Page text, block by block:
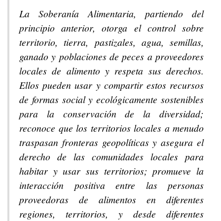
La Soberanía Alimentaria, partiendo del
principio anterior, otorga el control sobre
territorio, tierra, pastizales, agua, semillas,
ganado y poblaciones de peces a proveedores
locales de alimento y respeta sus derechos.
Ellos pueden usar y compartir estos recursos
de formas social y ecológicamente sostenibles
para la conservación de la diversidad;
reconoce que los territorios locales a menudo
traspasan fronteras geopolíticas y asegura el
derecho de las comunidades locales para
habitar y usar sus territorios; promueve la
interacción positiva entre las personas
proveedoras de alimentos en diferentes
regiones, territorios, y desde diferentes